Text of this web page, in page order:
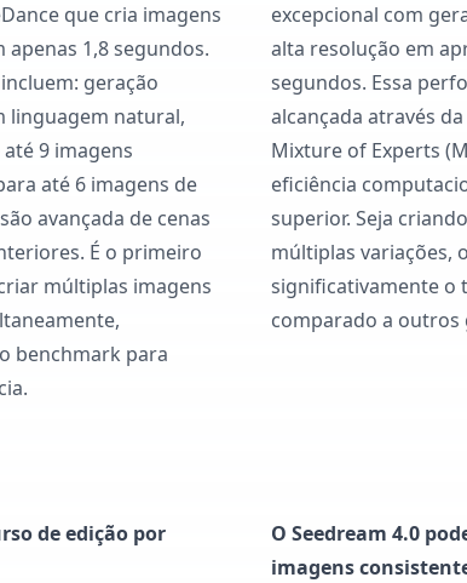
que cria imagens
1,8 segundos.
geração
linguagem natural,
9 imagens
até 6 imagens de
avançada de cenas
É o primeiro
múltiplas imagens
benchmark para
excepcional com
alta resolução em
segundos. Essa
alcançada através
Mixture of Experts
eficiência
superior. Seja
múltiplas variações,
significativamente o
comparado a outros
de edição por
O Seedream 4.0
imagens